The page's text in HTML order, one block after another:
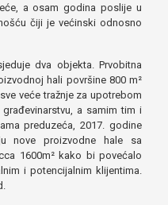
a osam godina poslije u
čiji je većinski odnosno
dva objekta. Prvobitna
hali površine 800 m²
veće tražnje za upotrebom
a samim tim i
preduzeća, 2017. godine
nove proizvodne hale sa
1600m² kako bi povećalo
i potencijalnim klijentima.